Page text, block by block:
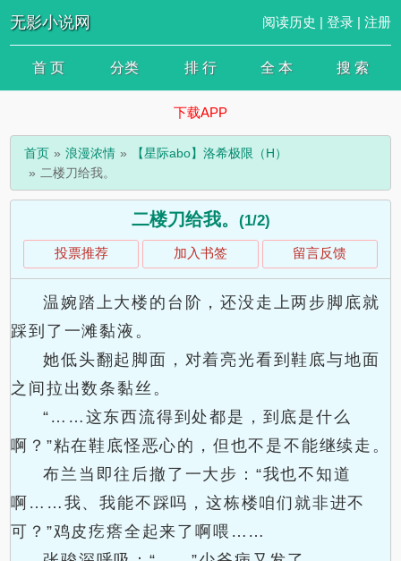
无影小说网 阅读历史 | 登录| 注册
首 页 分类 排 行 全 本 搜 索
下载APP
首页 浪漫浓情
【星际abo】洛希极限（H）
二楼刀给我。
二楼刀给我。 (1/2)
投票推荐 加入书签 留言反馈
温婉踏上大楼的台阶，还没走上两步脚底就
踩到了一滩黏液。
她低头翻起脚面，对着亮光看到鞋底与地面
之间拉出数条黏丝。
“……这东西流得到处都是，到底是什么
啊？”粘在鞋底怪恶心的，但也不是不能继续走。
布兰当即往后撤了一大步：“我也不知道
啊……我、我能不踩吗，这栋楼咱们就非进不
可？”鸡皮疙瘩全起来了啊喂……